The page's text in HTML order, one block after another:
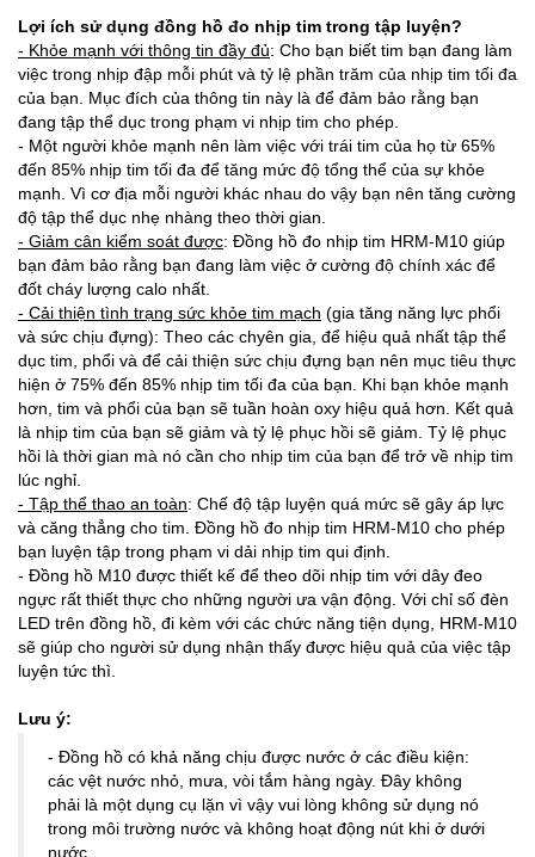
Lợi ích sử dụng đồng hồ đo nhịp tim trong tập luyện?
- Khỏe mạnh với thông tin đầy đủ: Cho bạn biết tim bạn đang làm
việc trong nhịp đập mỗi phút và tỷ lệ phần trăm của nhịp tim tối đa
của bạn. Mục đích của thông tin này là để đảm bảo rằng bạn
đang tập thể dục trong phạm vi nhịp tim cho phép.
- Một người khỏe mạnh nên làm việc với trái tim của họ từ 65%
đến 85% nhịp tim tối đa để tăng mức độ tổng thể của sự khỏe
mạnh. Vì cơ địa mỗi người khác nhau do vậy bạn nên tăng cường
độ tập thể dục nhẹ nhàng theo thời gian.
- Giảm cân kiểm soát được: Đồng hồ đo nhịp tim HRM-M10 giúp
bạn đảm bảo rằng bạn đang làm việc ở cường độ chính xác để
đốt cháy lượng calo nhất.
- Cải thiện tình trạng sức khỏe tim mạch (gia tăng năng lực phổi
và sức chịu đựng): Theo các chyên gia, để hiệu quả nhất tập thể
dục tim, phổi và để cải thiện sức chịu đựng bạn nên mục tiêu thực
hiện ở 75% đến 85% nhịp tim tối đa của bạn. Khi bạn khỏe mạnh
hơn, tim và phổi của bạn sẽ tuần hoàn oxy hiệu quả hơn. Kết quả
là nhịp tim của bạn sẽ giảm và tỷ lệ phục hồi sẽ giảm. Tỷ lệ phục
hồi là thời gian mà nó cần cho nhịp tim của bạn để trở về nhịp tim
lúc nghỉ.
- Tập thể thao an toàn: Chế độ tập luyện quá mức sẽ gây áp lực
và căng thẳng cho tim. Đồng hồ đo nhịp tim HRM-M10 cho phép
bạn luyện tập trong phạm vi dải nhịp tim qui định.
- Đồng hồ M10 được thiết kế để theo dõi nhịp tim với dây đeo
ngực rất thiết thực cho những người ưa vận động. Với chỉ số đèn
LED trên đồng hồ, đi kèm với các chức năng tiện dụng, HRM-M10
sẽ giúp cho người sử dụng nhận thấy được hiệu quả của việc tập
luyện tức thì.
Lưu ý:
- Đồng hồ có khả năng chịu được nước ở các điều kiện:
các vệt nước nhỏ, mưa, vòi tắm hàng ngày. Đây không
phải là một dụng cụ lặn vì vậy vui lòng không sử dụng nó
trong môi trường nước và không hoạt động nút khi ở dưới
nước.